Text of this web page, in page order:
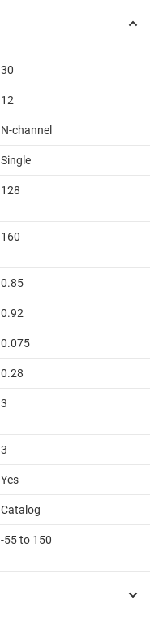
30
12
N-channel
Single
128
160
0.85
0.92
0.075
0.28
3
3
Yes
Catalog
-55 to 150